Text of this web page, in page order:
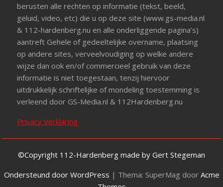
berusten alle rechten op informatie (tekst, beeld,
geluid, video, etc) die u op deze site (www.gs-media.nl
& 112-hardenberg.nu en alle onderliggende pagina’s)
aantreft Gehele of gedeeltelijke overname, plaatsing
op andere sites, verveelvoudiging op welke andere
wijze dan ook en/of commercieel gebruik van deze
informatie is niet toegestaan, tenzij hiervoor
uitdrukkelijk schriftelijke of mondeling toestemming is
verleend door GS-Media.nl & 112Hardenberg.nu
Privacy Verklaring
©Copyright 112-Hardenberg made by Gert Stegeman
Ondersteund door WordPress | Thema: SuperMag door Acme